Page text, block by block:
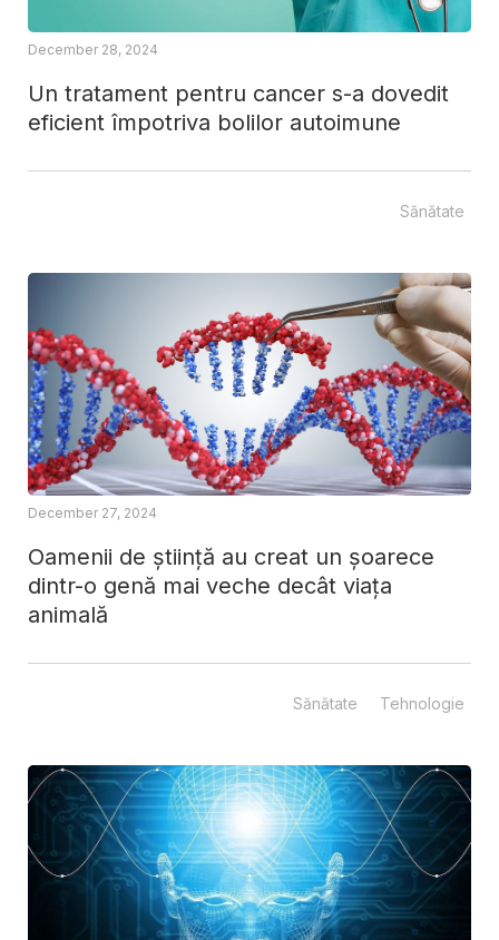
Un tratament pentru cancer s-a dovedit
eficient împotriva bolilor autoimune
December 28, 2024
Sănătate
Oamenii de știință au creat un șoarece
dintr-o genă mai veche decât viața
animală
December 27, 2024
Sănătate Tehnologie